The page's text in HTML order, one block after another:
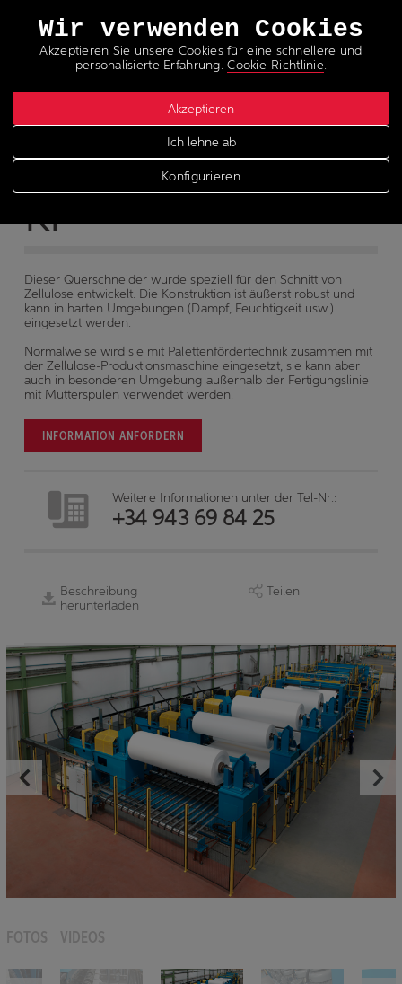
Querschneider
KP
Dieser Querschneider wurde speziell für den Schnitt von
Zellulose entwickelt. Die Konstruktion ist äußerst robust und
kann in harten Umgebungen (Dampf, Feuchtigkeit usw.)
eingesetzt werden.
Normalweise wird sie mit Palettenfördertechnik zusammen mit
der Zellulose-Produktionsmaschine eingesetzt, sie kann aber
auch in besonderen Umgebung außerhalb der Fertigungslinie
mit Mutterspulen verwendet werden.
INFORMATION ANFORDERN
Weitere Informationen unter der Tel-Nr.:
+34 943 69 84 25
Beschreibung
herunterladen
Teilen
FOTOS VIDEOS
Wir verwenden Cookies
Akzeptieren Sie unsere Cookies für eine schnellere und
personalisierte Erfahrung.Cookie-Richtlinie
Konfigurieren
Ich lehne ab
Akzeptieren